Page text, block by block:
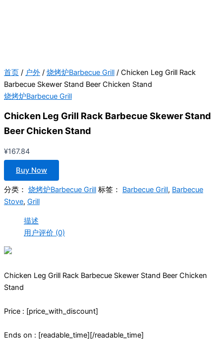
首页 / 户外 / 烧烤炉Barbecue Grill / Chicken Leg Grill Rack
Barbecue Skewer Stand Beer Chicken Stand
烧烤炉Barbecue Grill
Chicken Leg Grill Rack Barbecue Skewer Stand
Beer Chicken Stand
¥167.84
Buy Now
分类： 烧烤炉Barbecue Grill 标签： Barbecue Grill, Barbecue
Stove, Grill
描述
用户评价 (0)
Chicken Leg Grill Rack Barbecue Skewer Stand Beer Chicken
Stand
Price : [price_with_discount]
Ends on : [readable_time][/readable_time]